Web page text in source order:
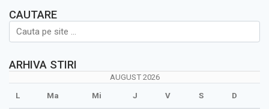
CAUTARE
ARHIVA STIRI
AUGUST 2026
L Ma Mi J V S D